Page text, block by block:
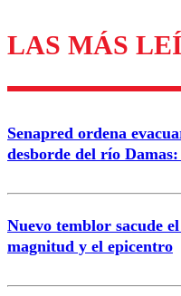
Los comentarios
Nombre
Correo
LAS MÁS
Senapred ordena
desborde del río
Nuevo temblor sacude
magnitud y el epicentro